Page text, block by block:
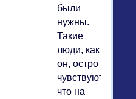
были
нужны.
Такие
люди, как
он, остро
чувствуют,
что на